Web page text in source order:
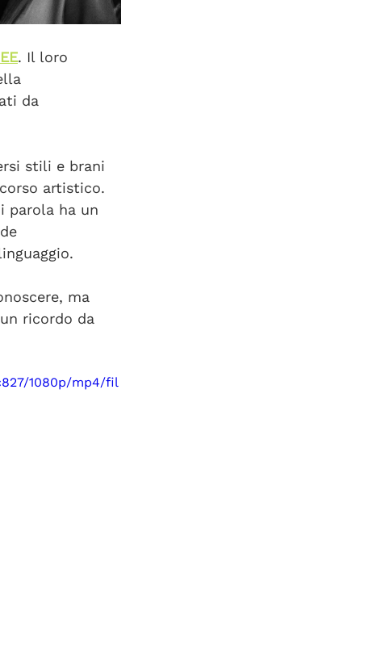
. Il loro
da
stili e brani
artistico.
parola ha un
ma
ricordo da
1080p/mp4/fil